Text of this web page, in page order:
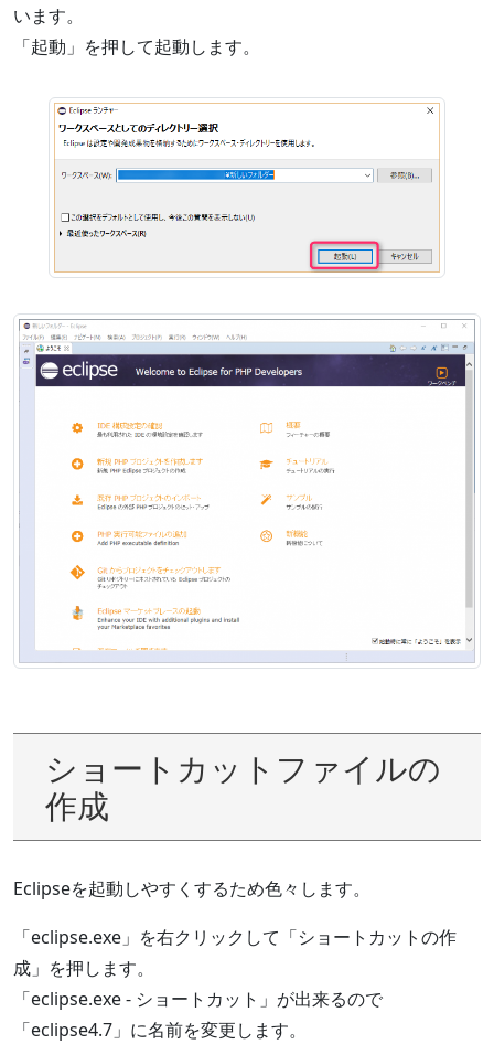
います。
「起動」を押して起動します。
ショートカットファイルの
作成
Eclipseを起動しやすくするため色々します。
「eclipse.exe」を右クリックして「ショートカットの作
成」を押します。
「eclipse.exe - ショートカット」が出来るので
「eclipse4.7」に名前を変更します。